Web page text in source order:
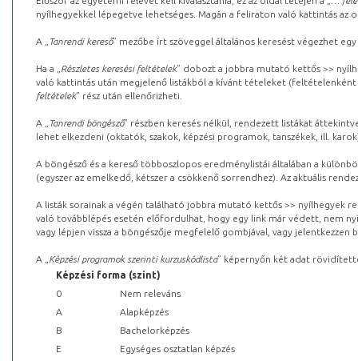
nyílhegyekkel lépegetve lehetséges. Magán a feliraton való kattintás az
A „ Tanrendi kereső” mezőbe írt szöveggel általános keresést végezhet
Ha a „ Részletes keresési feltételek” dobozt a jobbra mutató kettős >>
való kattintás után megjelenő listákból a kívánt tételeket (feltételenként
feltételek” rész után ellenőrizheti.
A „ Tanrendi böngésző” részben keresés nélkül, rendezett listákat
lehet elkezdeni (oktatók, szakok, képzési programok, tanszékek, ill.
A böngésző és a kereső többoszlopos eredménylistái általában a
(egyszer az emelkedő, kétszer a csökkenő sorrendhez). Az aktuális
A listák sorainak a végén található jobbra mutató kettős >> nyílhegyek
való továbblépés esetén előfordulhat, hogy egy link már védett, nem
vagy lépjen vissza a böngészője megfelelő gombjával, vagy
A „ Képzési programok szerinti kurzuskódlista” képernyőn két adat
Képzési forma (szint)
0
Nem releváns
A
Alapképzés
B
Bachelorképzés
E
Egységes osztatlan képzés